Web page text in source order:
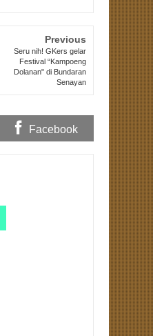
Previous
Seru nih! GKers gelar
Festival “Kampoeng
Dolanan" di Bundaran
Senayan
Facebook